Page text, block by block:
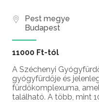
Pest megye
Budapest
11000 Ft-tól
A Széchenyi
gyógyfürdője és
fürdőkomplexuma,
található. A több, mint